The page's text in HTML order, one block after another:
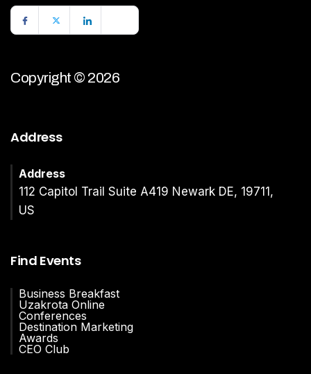
Copyright © 2026
Address
Address
112 Capitol Trail Suite A419 Newark DE, 19711,
US
Find Events
Business Breakfast
Uzakrota Online
Conferences
Destination Marketing
Awards
CEO Club